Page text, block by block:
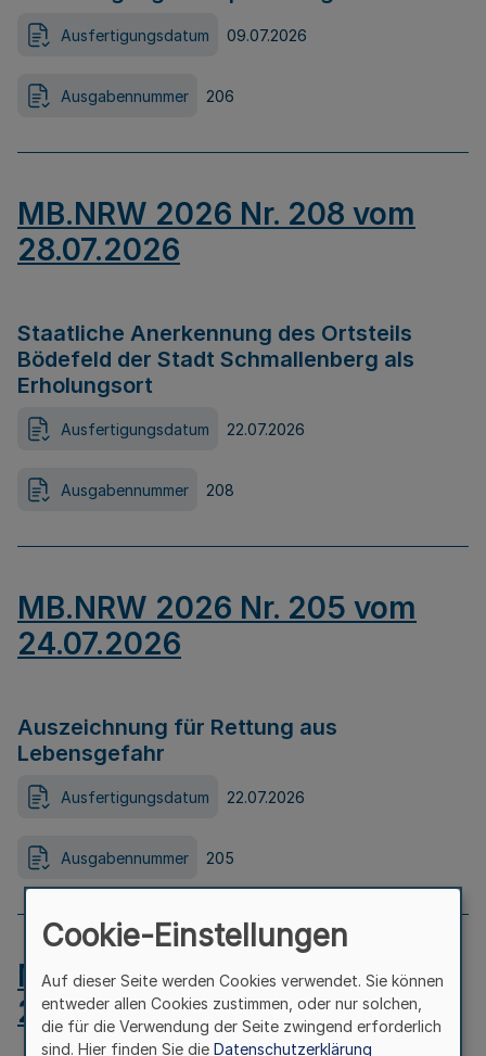
Ausfertigungsdatum 09.07.2026
Ausgabennummer 206
MB.NRW 2026 Nr. 208 vom
28.07.2026
Staatliche Anerkennung des Ortsteils
Bödefeld der Stadt Schmallenberg als
Erholungsort
Ausfertigungsdatum 22.07.2026
Ausgabennummer 208
MB.NRW 2026 Nr. 205 vom
24.07.2026
Auszeichnung für Rettung aus
Lebensgefahr
Ausfertigungsdatum 22.07.2026
Ausgabennummer 205
MB.NRW 2026 Nr. 204 vom
24.07.2026
Cookie-Einstellungen
Auf dieser Seite werden Cookies verwendet. Sie können
entweder allen Cookies zustimmen, oder nur solchen,
die für die Verwendung der Seite zwingend erforderlich
sind. Hier finden Sie die Datenschutzerklärung